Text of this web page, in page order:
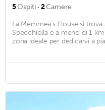
5Ospiti · 2Camere
La Memmea's House si
Specchiolla e a meno di 1
zona ideale per dedicarvi a